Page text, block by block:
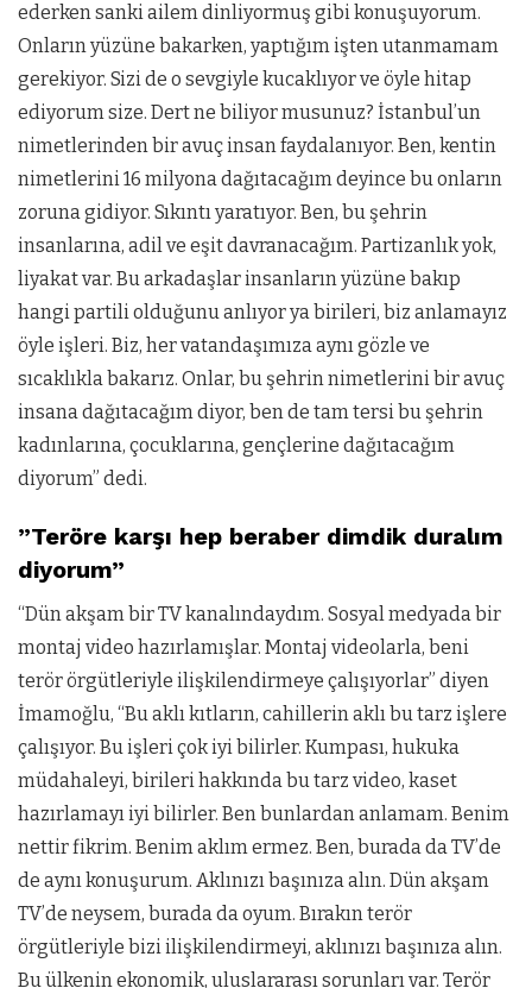
ederken sanki ailem dinliyormuş gibi konuşuyorum.
Onların yüzüne bakarken, yaptığım işten utanmamam
gerekiyor. Sizi de o sevgiyle kucaklıyor ve öyle hitap
ediyorum size. Dert ne biliyor musunuz? İstanbul’un
nimetlerinden bir avuç insan faydalanıyor. Ben, kentin
nimetlerini 16 milyona dağıtacağım deyince bu onların
zoruna gidiyor. Sıkıntı yaratıyor. Ben, bu şehrin
insanlarına, adil ve eşit davranacağım. Partizanlık yok,
liyakat var. Bu arkadaşlar insanların yüzüne bakıp
hangi partili olduğunu anlıyor ya birileri, biz anlamayız
öyle işleri. Biz, her vatandaşımıza aynı gözle ve
sıcaklıkla bakarız. Onlar, bu şehrin nimetlerini bir avuç
insana dağıtacağım diyor, ben de tam tersi bu şehrin
kadınlarına, çocuklarına, gençlerine dağıtacağım
diyorum” dedi.
”Teröre karşı hep beraber dimdik duralım
diyorum”
“Dün akşam bir TV kanalındaydım. Sosyal medyada bir
montaj video hazırlamışlar. Montaj videolarla, beni
terör örgütleriyle ilişkilendirmeye çalışıyorlar” diyen
İmamoğlu, “Bu aklı kıtların, cahillerin aklı bu tarz işlere
çalışıyor. Bu işleri çok iyi bilirler. Kumpası, hukuka
müdahaleyi, birileri hakkında bu tarz video, kaset
hazırlamayı iyi bilirler. Ben bunlardan anlamam. Benim
nettir fikrim. Benim aklım ermez. Ben, burada da TV’de
de aynı konuşurum. Aklınızı başınıza alın. Dün akşam
TV’de neysem, burada da oyum. Bırakın terör
örgütleriyle bizi ilişkilendirmeyi, aklınızı başınıza alın.
Bu ülkenin ekonomik, uluslararası sorunları var. Terör